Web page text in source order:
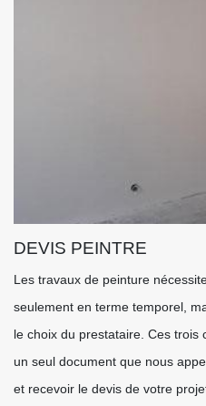
DEVIS PEINTRE
Les travaux de peinture
seulement en terme temporel,
le choix du prestataire. Ces
un seul document que nous
et recevoir le devis de votre